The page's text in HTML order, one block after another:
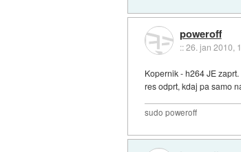
poweroff
::26. jan 2010,
Kopernik - h264 JE
res odprt, kdaj pa samo
sudo poweroff